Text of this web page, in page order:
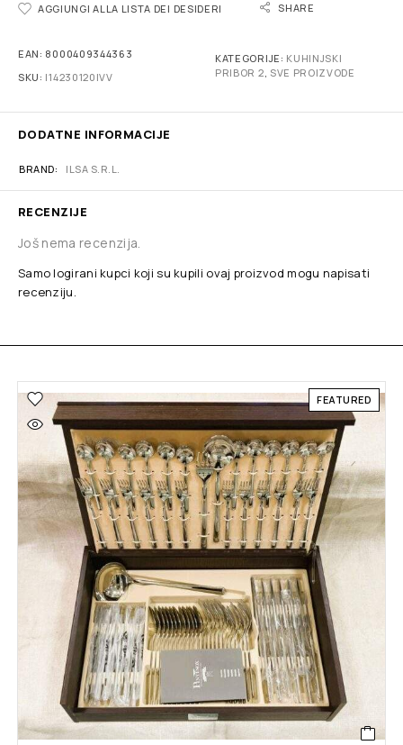
AGGIUNGI ALLA LISTA DEI DESIDERI SHARE
EAN: 8000409344363
SKU: I14230120IVV
KATEGORIJE: KUHINJSKI
PRIBOR 2, SVE PROIZVODE
DODATNE INFORMACIJE
BRAND ILSA S.R.L.
RECENZIJE
Još nema recenzija.
Samo logirani kupci koji su kupili ovaj proizvod mogu napisati
recenziju.
FEATURED